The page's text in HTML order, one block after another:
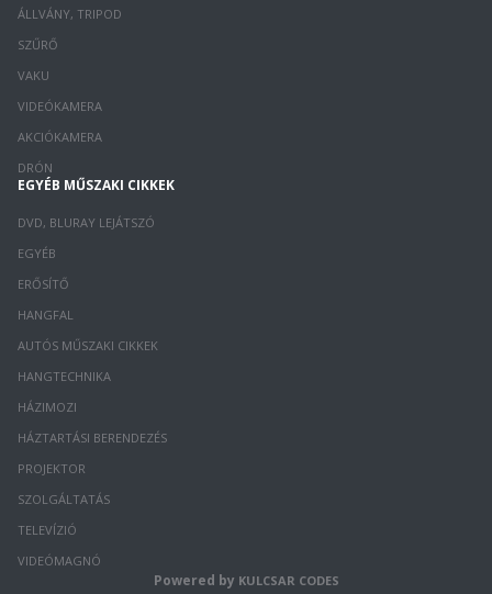
ÁLLVÁNY, TRIPOD
SZŰRŐ
VAKU
VIDEÓKAMERA
AKCIÓKAMERA
DRÓN
EGYÉB MŰSZAKI CIKKEK
DVD, BLURAY LEJÁTSZÓ
EGYÉB
ERŐSÍTŐ
HANGFAL
AUTÓS MŰSZAKI CIKKEK
HANGTECHNIKA
HÁZIMOZI
HÁZTARTÁSI BERENDEZÉS
PROJEKTOR
SZOLGÁLTATÁS
TELEVÍZIÓ
VIDEÓMAGNÓ
Powered by KULCSAR CODES